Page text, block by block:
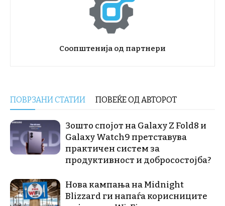
Соопштенија од партнери
ПОВРЗАНИ СТАТИИ ПОВЕЌЕ ОД АВТОРОТ
Зошто спојот на Galaxy Z Fold8 и
Galaxy Watch9 претставува
практичен систем за
продуктивност и добросостојба?
Нова кампања на Midnight
Blizzard ги напаѓа корисниците